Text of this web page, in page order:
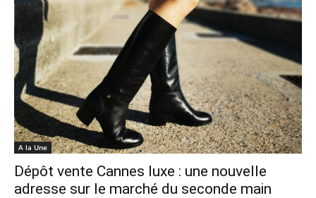
A la Une
Dépôt vente Cannes luxe : une nouvelle
adresse sur le marché du seconde main